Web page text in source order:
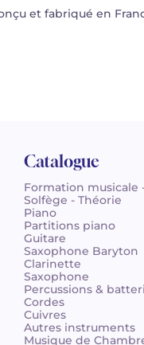
et fabriqué en
Catalogue
Formation musicale
Solfège - Théorie
Piano
Partitions piano
Guitare
Saxophone Baryton
Clarinette
Saxophone
Percussions &
Cordes
Cuivres
Autres instruments
Musique de